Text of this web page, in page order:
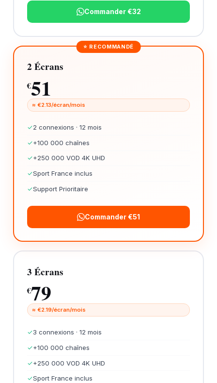
Commander €32
⭐ RECOMMANDÉ
2 Écrans
€51
≈ €2.13/écran/mois
✓2 connexions · 12 mois
✓+100 000 chaînes
✓+250 000 VOD 4K UHD
✓Sport France inclus
✓Support Prioritaire
Commander €51
3 Écrans
€79
≈ €2.19/écran/mois
✓3 connexions · 12 mois
✓+100 000 chaînes
✓+250 000 VOD 4K UHD
✓Sport France inclus